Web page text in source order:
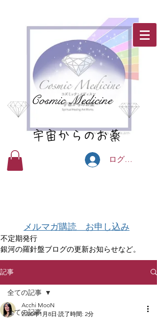
Cosmic Medicine
宇宙からのお薬
ログイン
メルマガ購読 お申し込み
不定期発行
銀河の羅針盤ブログの更新お知らせなど。
記事
全ての記事
全ての記事
Acchi MooN
2020年1月8日 読了時間: 2分